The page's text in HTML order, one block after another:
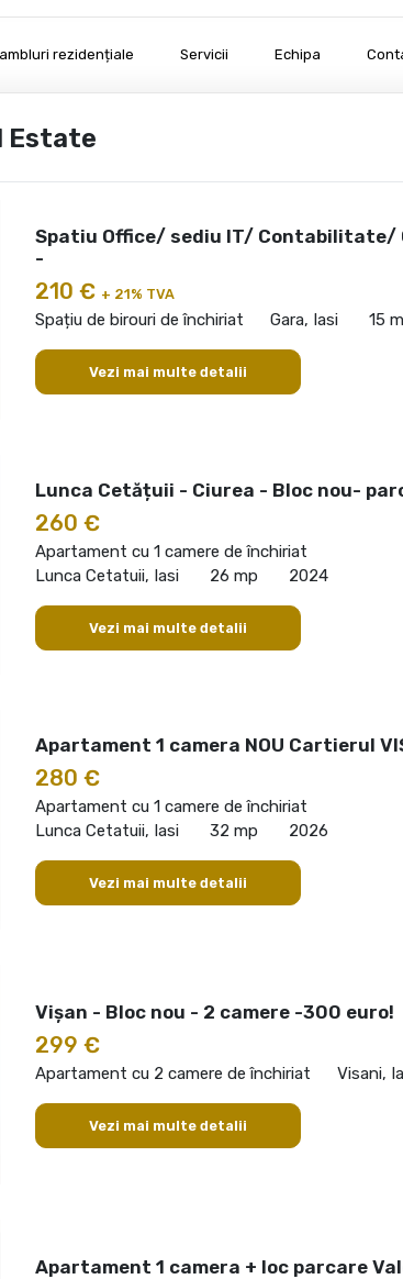
rezidențiale Servicii Echipa
Estate
Spatiu Office/ sediu IT/ Contabilitate/
-
210 € + 21% TVA
Spațiu de birouri de închiriat Gara, Iasi 15
Vezi mai multe detalii
Lunca Cetățuii - Ciurea - Bloc nou-
260 €
Apartament cu 1 camere de închiriat
Lunca Cetatuii, Iasi
26 mp 2024
Vezi mai multe detalii
Apartament 1 camera NOU Cartierul
280 €
Apartament cu 1 camere de închiriat
Lunca Cetatuii, Iasi
32 mp 2026
Vezi mai multe detalii
Vișan - Bloc nou - 2 camere -300 euro!
299 €
Apartament cu 2 camere de închiriat Visani,
Vezi mai multe detalii
Apartament 1 camera + loc parcare